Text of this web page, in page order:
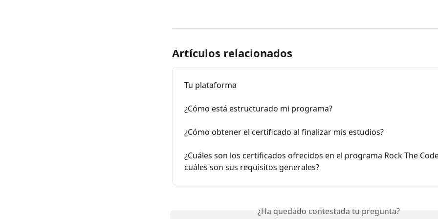
Artículos relacionados
Tu plataforma
¿Cómo está estructurado mi programa?
¿Cómo obtener el certificado al finalizar mis estudios?
¿Cuáles son los certificados ofrecidos en el programa Rock The
cuáles son sus requisitos generales?
¿Ha quedado contestada tu pregunta?